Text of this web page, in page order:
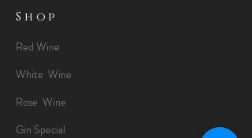
Shop
Red Wine
White Wine
Rose Wine
Gin Special